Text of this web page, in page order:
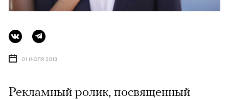
01 ИЮЛЯ 2013
Рекламный ролик, посвященный